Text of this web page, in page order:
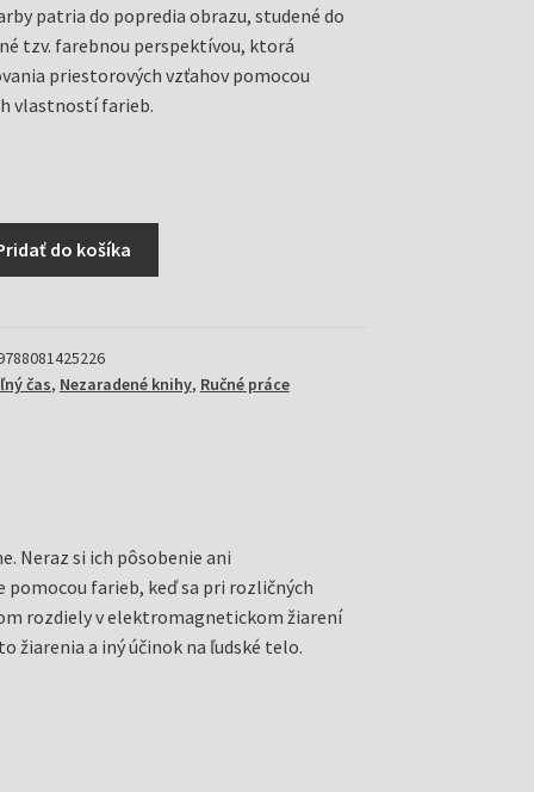
patria do popredia obrazu, studené do
tzv. farebnou perspektívou, ktorá
priestorových vzťahov pomocou
vlastností farieb.
do košíka
čas, Nezaradené knihy, Ručné práce
Neraz si ich pôsobenie ani
pomocou farieb, keď sa pri rozličných
rozdiely v elektromagnetickom žiarení
a iný účinok na ľudské telo.